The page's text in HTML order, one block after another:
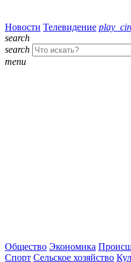
Новости Телевидение
search
search
menu
Общество Экономика
Спорт Сельское хозяйство